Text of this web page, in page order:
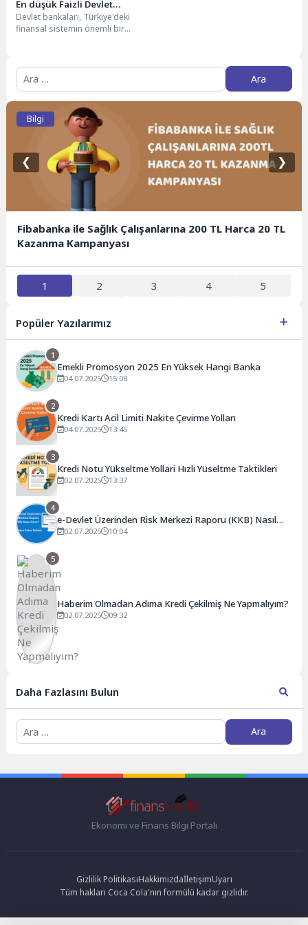
En düşük Faizli Devlet
Bankası Hangisi?
Devlet bankaları, Türkiye'deki
finansal sistemin önemli bir
Arama:
Bilgi
Fibabanka ile Sağlık Çalışanlarına 200 TL Harca 20 TL
Kazanma Kampanyası
❮ ❯
1 2 3 4 5
Popüler Yazılarımız
1
Emekli Promosyon 2025 En Yüksek Hangi Banka
04.07.2025 15:08
2
Kredi Kartı Acil Limiti Nakite Çevirme Yolları
04.07.2025 13:45
3
Kredi Notu Yükseltme Yollari Hızlı Yüseltme Taktikleri
02.07.2025 13:37
4
e-Devlet Üzerinden Risk Merkezi Raporu (KKB) Nasıl
Alınır? Adım Adım Rehber
02.07.2025 10:04
5
Haberim Olmadan Adıma Kredi Çekilmiş Ne Yapmalıyım?
02.07.2025 09:32
Daha Fazlasını Bulun
Arama:
Ekonomi ve Finans Bilgi Portalı
Gizlilik PolitikasıHakkımızdaİletişimUyarı
Tüm hakları Coca Cola'nın formülü kadar gizlidir.